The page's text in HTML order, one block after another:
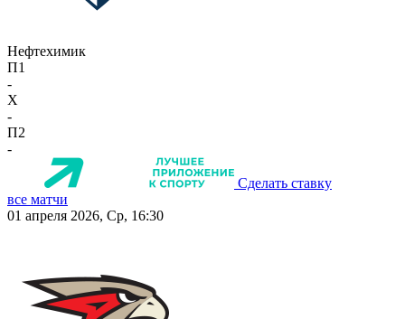
Нефтехимик
П1
-
X
-
П2
-
Сделать ставку
все матчи
01 апреля 2026, Ср, 16:30